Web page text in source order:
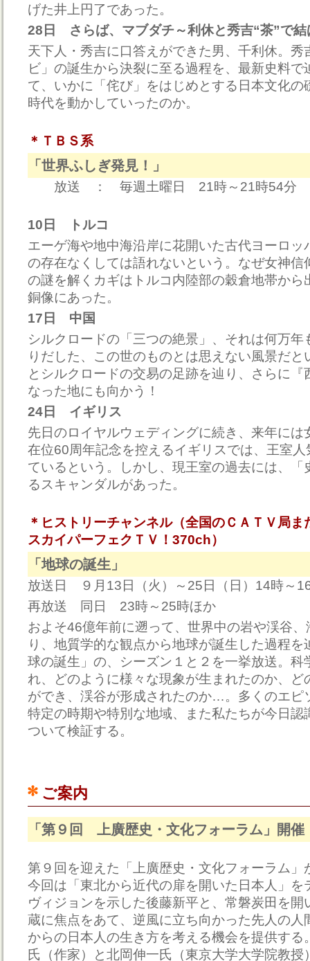
げた井上円了であった。
28日 さらば、マブダチ～利休と秀吉“茶”で結
天下人・秀吉に口答えができた男、千利休。秀
ビ」の誕生から決裂に至る過程を、最新史料で
て、いかに「侘び」をはじめとする日本文化の
時代を動かしていったのか。
＊ＴＢＳ系
「世界ふしぎ発見！」
放送 ： 毎週土曜日 21時～21時54分
10日 トルコ
エーゲ海や地中海沿岸に花開いた古代ヨーロッ
の存在なくしては語れないという。なぜ女神信
の謎を解くカギはトルコ内陸部の穀倉地帯から
銅像にあった。
17日 中国
シルクロードの「三つの絶景」、それは何万年
りだした、この世のものとは思えない風景だ
とシルクロードの交易の足跡を辿り、さらに『
なった地にも向かう！
24日 イギリス
先日のロイヤルウェディングに続き、来年には
在位60周年記念を控えるイギリスでは、王室
ているという。しかし、現王室の過去には、「
るスキャンダルがあった。
＊ヒストリーチャンネル（全国のＣＡＴＶ局
スカイパーフェクＴＶ！370ch）
「地球の誕生」
放送日 ９月13日（火）～25日（日）14時～
再放送 同日 23時～25時ほか
およそ46億年前に遡って、世界中の岩や渓谷
り、地質学的な観点から地球が誕生した過程
球の誕生」の、シーズン１と２を一挙放送。科
れ、どのように様々な現象が生まれたのか、ど
ができ、渓谷が形成されたのか…。多くのエピ
特定の時期や特別な地域、また私たちが今日認
ついて検証する。
ご案内
「第９回 上廣歴史・文化フォーラム」開催
第９回を迎えた「上廣歴史・文化フォーラム」
今回は「東北から近代の扉を開いた日本人」を
ヴィジョンを示した後藤新平と、常磐炭田を開
蔵に焦点をあて、逆風に立ち向かった先人の人
からの日本人の生き方を考える機会を提供する
氏（作家）と北岡伸一氏（東京大学大学院教授